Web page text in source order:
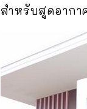
สำหรับสูดอากา